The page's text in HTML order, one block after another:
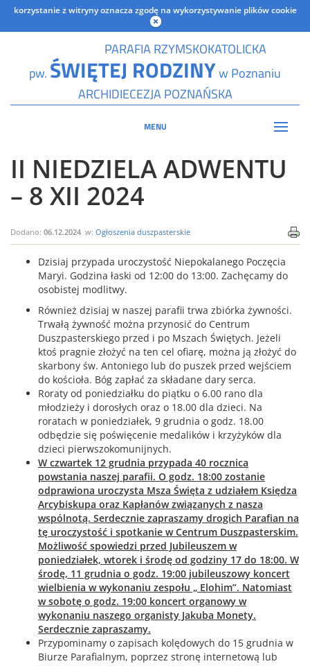
korzystanie z witryny oznacza zgodę na wykorzystywanie plików cookie
PARAFIA RZYMSKOKATOLICKA
pw. ŚWIĘTEJ RODZINYw Poznaniu
ARCHIDIECEZJA POZNAŃSKA
MENU
II NIEDZIELA ADWENTU
– 8 XII 2024
Dodano: 06.12.2024 w: Ogłoszenia duszpasterskie
Dzisiaj przypada uroczystość Niepokalanego Poczęcia
Maryi. Godzina łaski od 12:00 do 13:00. Zachęcamy do
osobistej modlitwy.
Również dzisiaj w naszej parafii trwa zbiórka żywności.
Trwałą żywność można przynosić do Centrum
Duszpasterskiego przed i po Mszach Świętych. Jeżeli
ktoś pragnie złożyć na ten cel ofiarę, można ją złożyć do
skarbony św. Antoniego lub do puszek przed wejściem
do kościoła. Bóg zapłać za składane dary serca.
Roraty od poniedziałku do piątku o 6.00 rano dla
młodzieży i dorosłych oraz o 18.00 dla dzieci. Na
roratach w poniedziałek, 9 grudnia o godz. 18.00
odbędzie się poświęcenie medalików i krzyżyków dla
dzieci pierwszokomunijnych.
W czwartek 12 grudnia przypada 40 rocznica
powstania naszej parafii. O godz. 18:00 zostanie
odprawiona uroczysta Msza Święta z udziałem Księdza
Arcybiskupa oraz Kapłanów związanych z nasza
wspólnotą. Serdecznie zapraszamy drogich Parafian na
tę uroczystość i spotkanie w Centrum Duszpasterskim.
Możliwość spowiedzi przed Jubileuszem w
poniedziałek, wtorek i środę od godziny 17 do 18:00. W
środę, 11 grudnia o godz. 19:00 jubileuszowy koncert
wielbienia w wykonaniu zespołu „ Elohim”. Natomiast
w sobotę o godz. 19:00 koncert organowy w
wykonaniu naszego organisty Jakuba Monety.
Serdecznie zapraszamy.
Przypominamy o zapisach kolędowych do 15 grudnia w
Biurze Parafialnym, poprzez stronę internetową lub